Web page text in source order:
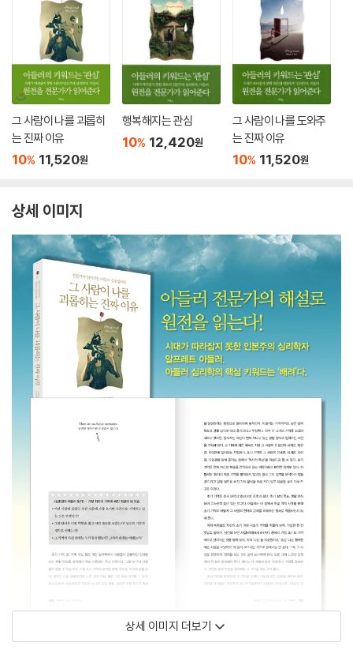
그 사람이 나를 괴롭히
는 진짜 이유
10% 11,520원
행복해지는 관심
10% 12,420원
그 사람이 나를 도와주
는 진짜 이유
10% 11,520원
상세 이미지
상세 이미지 더보기